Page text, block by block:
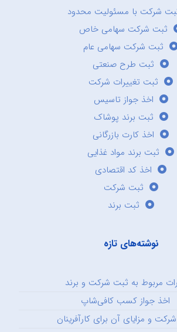
شرکت با مسئولیت محدود
ثبت شرکت سهامی خاص
ثبت شرکت سهامی عام
ثبت طرح صنعتی
ثبت تغییرات شرکت
اخذ جواز تاسیس
ثبت برند پوشاک
اخذ کارت بازرگانی
ثبت برند مواد غذایی
اخذ کد اقتصادی
ثبت شرکت
ثبت برند
نوشته‌های تازه
مربوط به ثبت شرکت و برند
اخذ جواز کسب کافی‌شاپ
و مزایای آن برای کارآفرینان